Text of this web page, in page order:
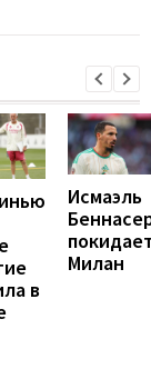
в
Исмаэль
Милан